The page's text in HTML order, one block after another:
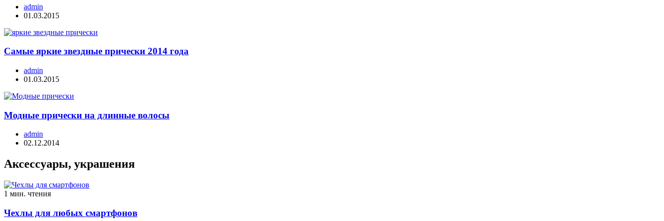
admin
01.03.2015
Самые яркие звездные прически 2014 года
admin
01.03.2015
Модные прически на длинные волосы
admin
02.12.2014
Аксессуары, украшения
1 мин. чтения
Чехлы для любых смартфонов